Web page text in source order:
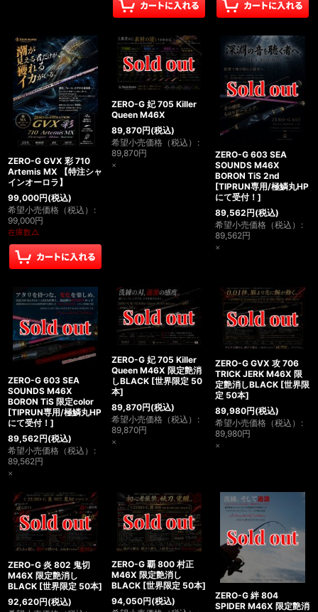
ZERO-G GVX 彩 710
Artemis MX 【特注シャ
インオーロラ】
99,000円(税込)
希望小売価格（税込） :
99,000円
在庫数△
ZERO-G 妃 705 Killer
Queen M46X
89,870円(税込)
希望小売価格（税込） :
89,870円
×
ZERO-G 603 SEA
SOUNDS M46X
BORON TiS 2nd
[TIPRUN専用/極鱗丸HP
にて受付！ ]
89,562円(税込)
希望小売価格（税込） :
89,562円
×
ZERO-G 603 SEA
SOUNDS M46X
BORON TiS 限定color
[TIPRUN専用/極鱗丸HP
にて受付！ ]
89,562円(税込)
希望小売価格（税込） :
89,562円
×
ZERO-G 妃 705 Killer
Queen M46X 限定艶消
しBLACK [世界限定 50
本]
89,870円(税込)
希望小売価格（税込） :
89,870円
×
ZERO-G GVX 攻 706
TRICK JERK M46X 限
定艶消しBLACK [世界限
定 50本]
89,980円(税込)
希望小売価格（税込） :
89,980円
×
ZERO-G 炎 802 鬼切
M46X 限定艶消し
BLACK [世界限定 50本]
92,620円(税込)
ZERO-G 覇 800 村正
M46X 限定艶消し
BLACK [世界限定 50本]
94,050円(税込)
ZERO-G 絆 804
SPIDER M46X 限定艶消